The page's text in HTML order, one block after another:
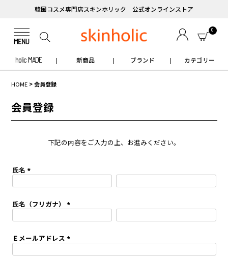
韓国コスメ専門店スキンホリック 公式オンラインストア
0
holic MADE 新商品 ブランド カテゴリー
HOME 会員登録
会員登録
下記の内容をご入力の上、お進みください。
氏名
須
)
氏名（フリガナ）
須
)
Ｅメールアドレス